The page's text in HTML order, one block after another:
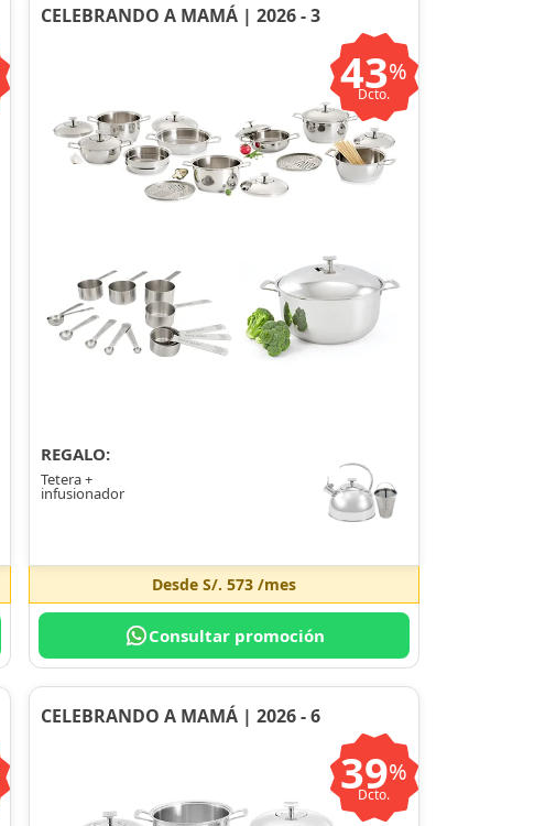
CELEBRANDO A MAMÁ | 2026 - 3
43%
Dcto.
REGALO:
Tetera +
infusionador
DesdeS/. 573 /mes
Consultar promoción
CELEBRANDO A MAMÁ | 2026 - 6
39%
Dcto.